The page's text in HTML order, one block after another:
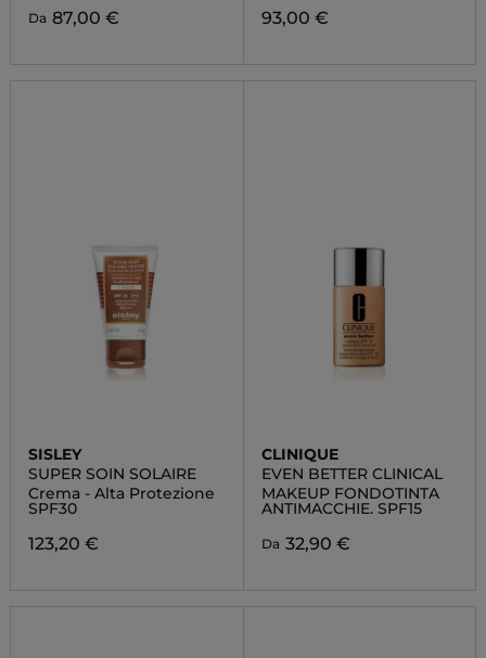
Da 87,00 € 93,00 €
SISLEY
SUPER SOIN SOLAIRE
Crema - Alta Protezione
SPF30
123,20 €
CLINIQUE
EVEN BETTER CLINICAL
MAKEUP FONDOTINTA
ANTIMACCHIE. SPF15
Da 32,90 €